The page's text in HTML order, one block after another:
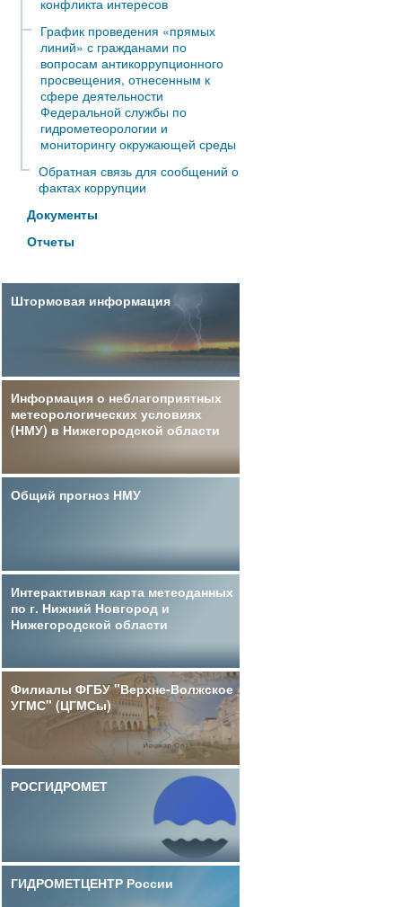
конфликта интересов
График проведения «прямых
линий» с гражданами по
вопросам антикоррупционного
просвещения, отнесенным к
сфере деятельности
Федеральной службы по
гидрометеорологии и
мониторингу окружающей среды
Обратная связь для сообщений о
фактах коррупции
Документы
Отчеты
Штормовая информация
Информация о неблагоприятных
метеорологических условиях
(НМУ) в Нижегородской области
Общий прогноз НМУ
Интерактивная карта метеоданных
по г. Нижний Новгород и
Нижегородской области
Филиалы ФГБУ "Верхне-Волжское
УГМС" (ЦГМСы)
РОСГИДРОМЕТ
ГИДРОМЕТЦЕНТР России